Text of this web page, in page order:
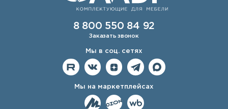
8 800 550 84 92
Заказать звонок
Мы в соц. сетях
Мы на маркетплейсах